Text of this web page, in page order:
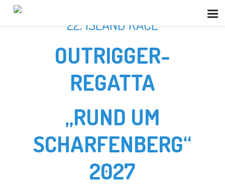
22. ISLAND RACE
OUTRIGGER-
REGATTA
„RUND UM
SCHARFENBERG“
2027